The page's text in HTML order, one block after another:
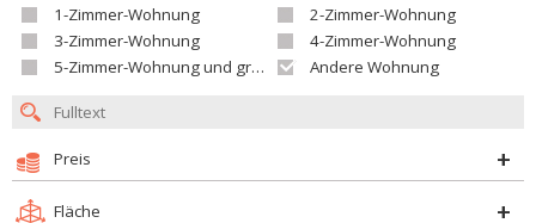
1-Zimmer-Wohnung
2-Zimmer-Wohnung
3-Zimmer-Wohnung
4-Zimmer-Wohnung
5-Zimmer-Wohnung und größer
Andere Wohnung
Preis
Fläche